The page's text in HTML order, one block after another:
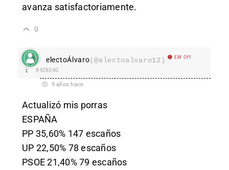
avanza satisfactoriamente.
0
electoÁlvaro(@electoalvaro12) EM Off
#428540
9 años hace
Actualizó mis porras
ESPAÑA
PP 35,60% 147 escaños
UP 22,50% 78 escaños
PSOE 21,40% 79 escaños